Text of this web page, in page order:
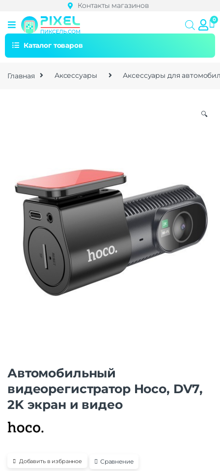
Контакты магазинов
Каталог товаров
Главная Аксессуары Аксессуары для
🔍
Автомобильный
видеорегистратор Hoco, DV7,
2K экран и видео
Добавить в избранное Сравнение